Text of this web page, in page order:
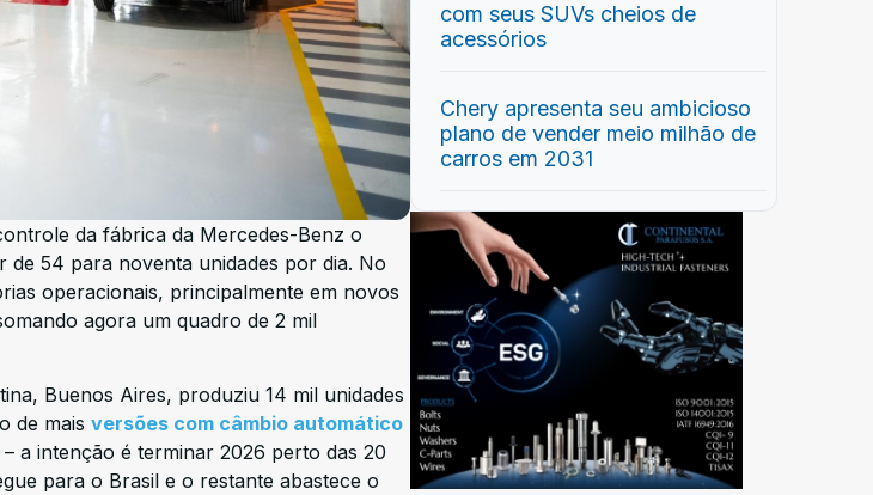
da fábrica da Mercedes-Benz o
54 para noventa unidades por dia. No
operacionais, principalmente em novos
agora um quadro de 2 mil
Buenos Aires, produziu 14 mil unidades
de mais versões com câmbio automático
a intenção é terminar 2026 perto das 20
para o Brasil e o restante abastece o
com seus SUVs cheios de
acessórios
Chery apresenta seu ambicioso
plano de vender meio milhão de
carros em 2031